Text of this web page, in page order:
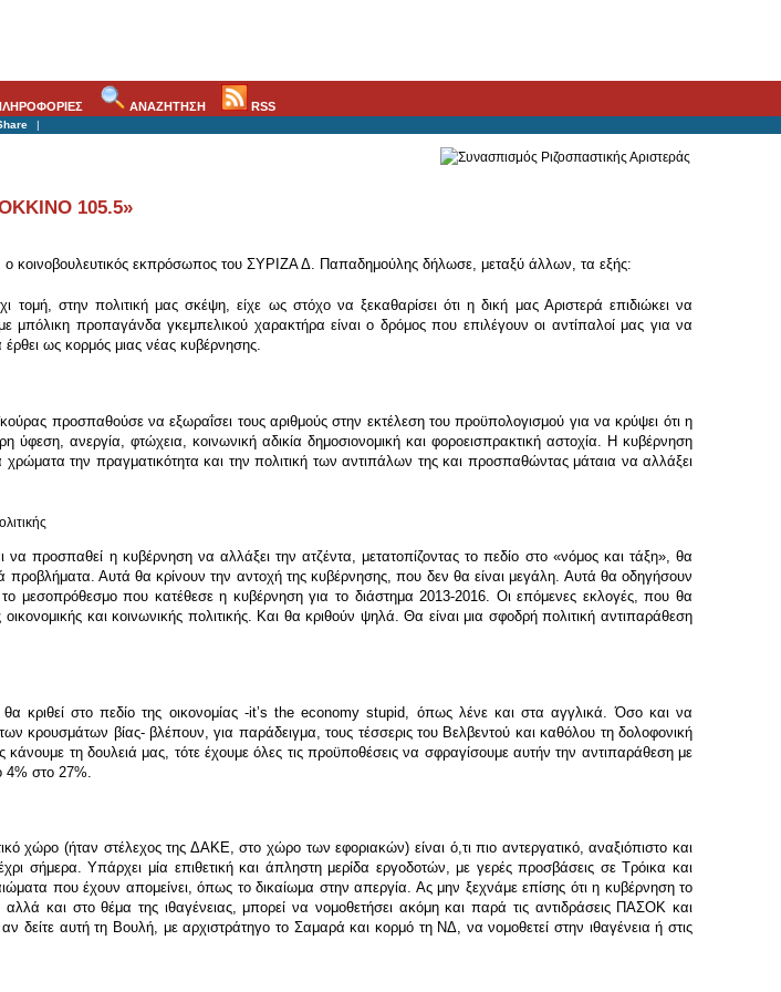
ΑΝΑΖΗΤΗΣΗ RSS
|
105.5»
κοινοβουλευτικός εκπρόσωπος του ΣΥΡΙΖΑ Δ. Παπαδημούλης δήλωσε, μεταξύ άλλων, τα εξής:
στην πολιτική μας σκέψη, είχε ως στόχο να ξεκαθαρίσει ότι η δική μας Αριστερά επιδιώκει να
μπόλικη προπαγάνδα γκεμπελικού χαρακτήρα είναι ο δρόμος που επιλέγουν οι αντίπαλοί μας για να
ως κορμός μιας νέας κυβέρνησης.
προσπαθούσε να εξωραΐσει τους αριθμούς στην εκτέλεση του προϋπολογισμού για να κρύψει ότι η
ύφεση, ανεργία, φτώχεια, κοινωνική αδικία δημοσιονομική και φοροεισπρακτική αστοχία. Η κυβέρνηση
την πραγματικότητα και την πολιτική των αντιπάλων της και προσπαθώντας μάταια να αλλάξει
προσπαθεί η κυβέρνηση να αλλάξει την ατζέντα, μετατοπίζοντας το πεδίο στο «νόμος και τάξη», θα
προβλήματα. Αυτά θα κρίνουν την αντοχή της κυβέρνησης, που δεν θα είναι μεγάλη. Αυτά θα οδηγήσουν
μεσοπρόθεσμο που κατέθεσε η κυβέρνηση για το διάστημα 2013-2016. Οι επόμενες εκλογές, που θα
και κοινωνικής πολιτικής. Και θα κριθούν ψηλά. Θα είναι μια σφοδρή πολιτική αντιπαράθεση
κριθεί στο πεδίο της οικονομίας -itʼs the economy stupid, όπως λένε και στα αγγλικά. Όσο και να
κρουσμάτων βίας- βλέπουν, για παράδειγμα, τους τέσσερις του Βελβεντού και καθόλου τη δολοφονική
τη δουλειά μας, τότε έχουμε όλες τις προϋποθέσεις να σφραγίσουμε αυτήν την αντιπαράθεση με
στο 27%.
χώρο (ήταν στέλεχος της ΔΑΚΕ, στο χώρο των εφοριακών) είναι ό,τι πιο αντεργατικό, αναξιόπιστο και
σήμερα. Υπάρχει μία επιθετική και άπληστη μερίδα εργοδοτών, με γερές προσβάσεις σε Τρόικα και
που έχουν απομείνει, όπως το δικαίωμα στην απεργία. Ας μην ξεχνάμε επίσης ότι η κυβέρνηση το
και στο θέμα της ιθαγένειας, μπορεί να νομοθετήσει ακόμη και παρά τις αντιδράσεις ΠΑΣΟΚ και
δείτε αυτή τη Βουλή, με αρχιστράτηγο το Σαμαρά και κορμό τη ΝΔ, να νομοθετεί στην ιθαγένεια ή στις